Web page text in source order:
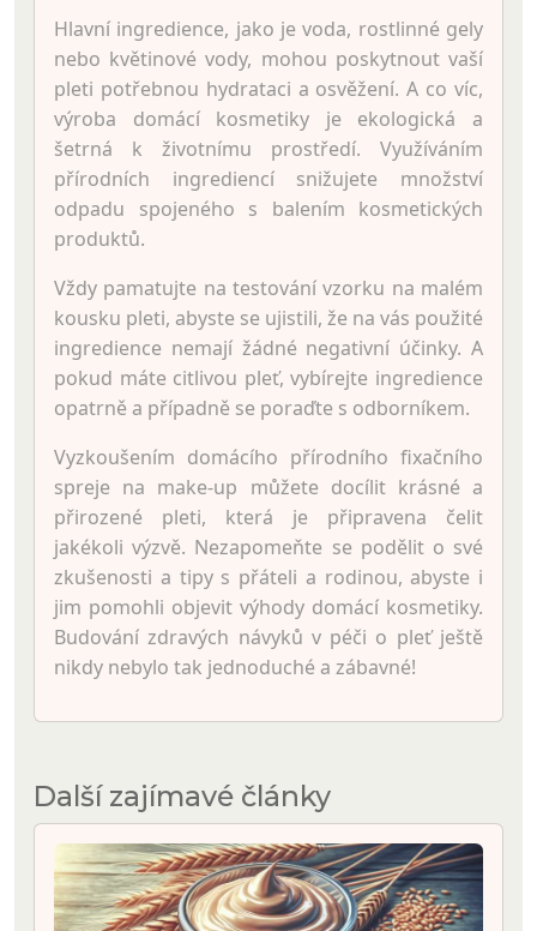
Hlavní ingredience, jako je voda, rostlinné gely
nebo květinové vody, mohou poskytnout vaší
pleti potřebnou hydrataci a osvěžení. A co víc,
výroba domácí kosmetiky je ekologická a
šetrná k životnímu prostředí. Využíváním
přírodních ingrediencí snižujete množství
odpadu spojeného s balením kosmetických
produktů.
Vždy pamatujte na testování vzorku na malém
kousku pleti, abyste se ujistili, že na vás použité
ingredience nemají žádné negativní účinky. A
pokud máte citlivou pleť, vybírejte ingredience
opatrně a případně se poraďte s odborníkem.
Vyzkoušením domácího přírodního fixačního
spreje na make-up můžete docílit krásné a
přirozené pleti, která je připravena čelit
jakékoli výzvě. Nezapomeňte se podělit o své
zkušenosti a tipy s přáteli a rodinou, abyste i
jim pomohli objevit výhody domácí kosmetiky.
Budování zdravých návyků v péči o pleť ještě
nikdy nebylo tak jednoduché a zábavné!
Další zajímavé články